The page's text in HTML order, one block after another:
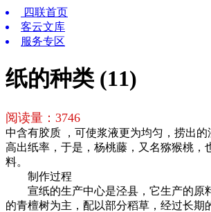
四联首页
客云文库
服务专区
纸的种类 (11)
阅读量： 3746
中含有胶质 ，可使浆液更为均匀，捞出
高出纸率，于是，杨桃藤，又名猕猴桃，
料。
制作过程
宣纸的生产中心是泾县，它生产的原
的青檀树为主，配以部分稻草，经过长期